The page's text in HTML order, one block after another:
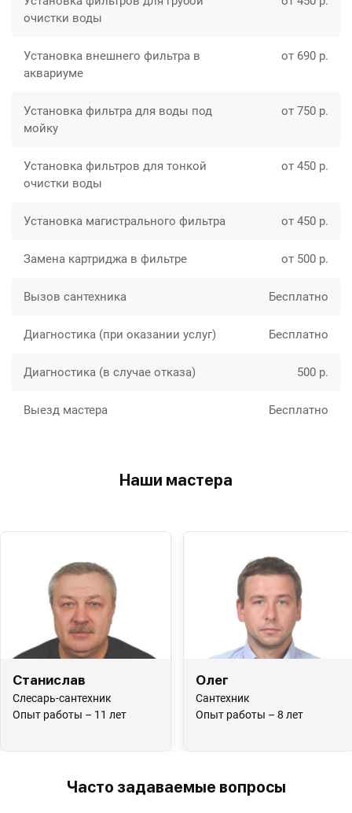
очистки воды
Установка внешнего фильтра в
аквариуме
от 690 р.
Установка фильтра для воды под
мойку
от 750 р.
Установка фильтров для тонкой
очистки воды
от 450 р.
Установка магистрального фильтра от 450 р.
Замена картриджа в фильтре от 500 р.
Вызов сантехника Бесплатно
Диагностика (при оказании услуг) Бесплатно
Диагностика (в случае отказа) 500 р.
Выезд мастера Бесплатно
Наши мастера
Станислав
Слесарь-сантехник
Опыт работы – 11 лет
Олег
Сантехник
Опыт работы – 8 лет
Часто задаваемые вопросы